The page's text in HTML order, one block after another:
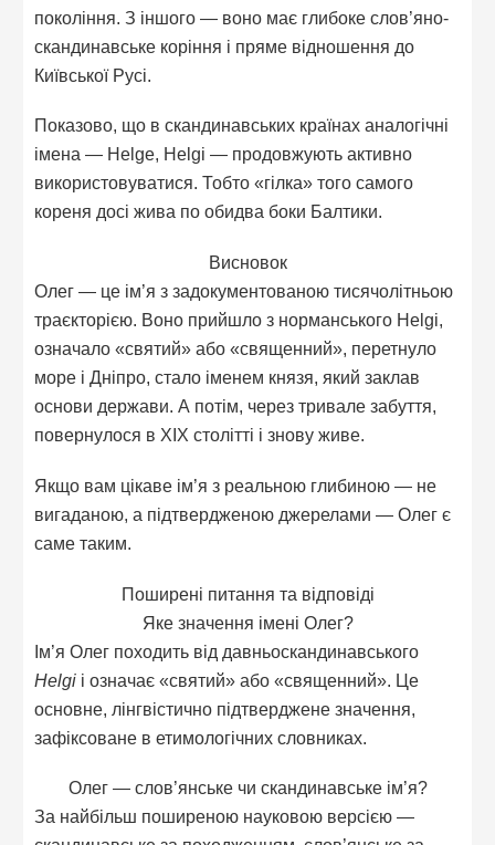
покоління. З іншого — воно має глибоке слов’яно-
скандинавське коріння і пряме відношення до
Київської Русі.
Показово, що в скандинавських країнах аналогічні
імена — Helge, Helgi — продовжують активно
використовуватися. Тобто «гілка» того самого
кореня досі жива по обидва боки Балтики.
Висновок
Олег — це ім’я з задокументованою тисячолітньою
траєкторією. Воно прийшло з норманського Helgi,
означало «святий» або «священний», перетнуло
море і Дніпро, стало іменем князя, який заклав
основи держави. А потім, через тривале забуття,
повернулося в XIX столітті і знову живе.
Якщо вам цікаве ім’я з реальною глибиною — не
вигаданою, а підтвердженою джерелами — Олег є
саме таким.
Поширені питання та відповіді
Яке значення імені Олег?
Ім’я Олег походить від давньоскандинавського
Helgi і означає «святий» або «священний». Це
основне, лінгвістично підтверджене значення,
зафіксоване в етимологічних словниках.
Олег — слов’янське чи скандинавське ім’я?
За найбільш поширеною науковою версією —